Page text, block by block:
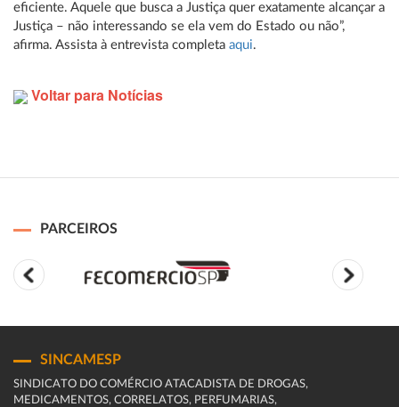
eficiente. Aquele que busca a Justiça quer exatamente alcançar a
Justiça – não interessando se ela vem do Estado ou não”,
afirma. Assista à entrevista completa aqui.
Voltar para Notícias
PARCEIROS
SINCAMESP
SINDICATO DO COMÉRCIO ATACADISTA DE DROGAS,
MEDICAMENTOS, CORRELATOS, PERFUMARIAS,